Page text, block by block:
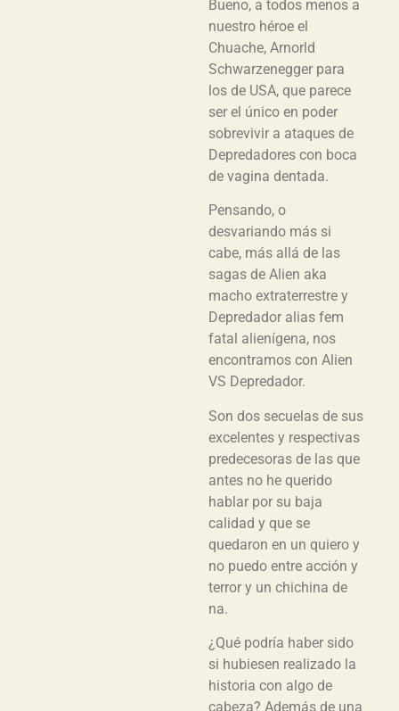
Bueno, a todos menos a
nuestro héroe el
Chuache, Arnorld
Schwarzenegger para
los de USA, que parece
ser el único en poder
sobrevivir a ataques de
Depredadores con boca
de vagina dentada.
Pensando, o
desvariando más si
cabe, más allá de las
sagas de Alien aka
macho extraterrestre y
Depredador alias fem
fatal alienígena, nos
encontramos con Alien
VS Depredador.
Son dos secuelas de sus
excelentes y respectivas
predecesoras de las que
antes no he querido
hablar por su baja
calidad y que se
quedaron en un quiero y
no puedo entre acción y
terror y un chichina de
na.
¿Qué podría haber sido
si hubiesen realizado la
historia con algo de
cabeza? Además de una